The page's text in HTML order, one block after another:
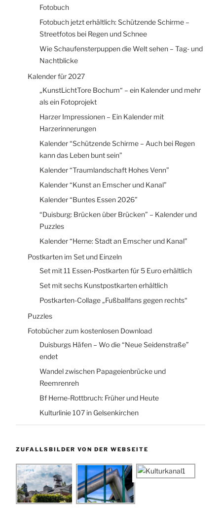
Fotobuch
Fotobuch jetzt erhältlich: Schützende Schirme –
Streetfotos bei Regen und Schnee
Wie Schaufensterpuppen die Welt sehen – Tag- und
Nachtblicke
Kalender für 2027
„KunstLichtTore Bochum“ – ein Kalender und mehr
als ein Fotoprojekt
Harzer Impressionen – Ein Kalender mit
Harzerinnerungen
Kalender “Schützende Schirme – Auch bei Regen
kann das Leben bunt sein”
Kalender “Traumlandschaft Hohes Venn”
Kalender “Kunst an Emscher und Kanal”
Kalender “Buntes Essen 2026”
“Duisburg: Brücken über Brücken” – Kalender und
Puzzles
Kalender “Herne: Stadt an Emscher und Kanal”
Postkarten im Set und Einzeln
Set mit 11 Essen-Postkarten für 5 Euro erhältlich
Set mit sechs Kunstpostkarten erhältlich
Postkarten-Collage „Fußballfans gegen rechts“
Puzzles
Fotobücher zum kostenlosen Download
Duisburgs Häfen – Wo die “Neue Seidenstraße”
endet
Wandel zwischen Papageienbrücke und
Reemrenreh
Bf Herne-Rottbruch: Früher und Heute
Kulturlinie 107 in Gelsenkirchen
ZUFALLSBILDER VON DER WEBSEITE